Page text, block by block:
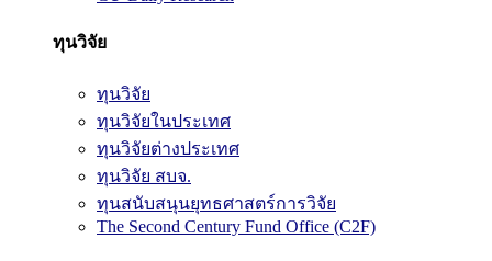
ทุนวิจัย
ทุนวิจัย
ทุนวิจัยในประเทศ
ทุนวิจัยต่างประเทศ
ทุนวิจัย สบจ.
ทุนสนับสนุนยุทธศาสตร์การวิจัย
The Second Century Fund Office (C2F)